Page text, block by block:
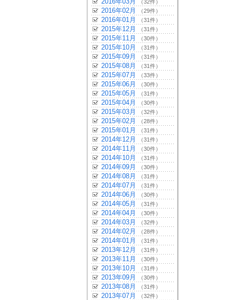
（32件）
2016年02月 （29件）
2016年01月 （31件）
2015年12月 （31件）
2015年11月 （30件）
2015年10月 （31件）
2015年09月 （31件）
2015年08月 （31件）
2015年07月 （33件）
2015年06月 （30件）
2015年05月 （31件）
2015年04月 （30件）
2015年03月 （32件）
2015年02月 （28件）
2015年01月 （31件）
2014年12月 （31件）
2014年11月 （30件）
2014年10月 （31件）
2014年09月 （30件）
2014年08月 （31件）
2014年07月 （31件）
2014年06月 （30件）
2014年05月 （31件）
2014年04月 （30件）
2014年03月 （32件）
2014年02月 （28件）
2014年01月 （31件）
2013年12月 （31件）
2013年11月 （30件）
2013年10月 （31件）
2013年09月 （30件）
2013年08月 （31件）
2013年07月 （32件）